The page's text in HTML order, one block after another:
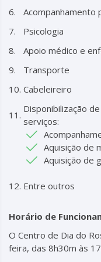
Acompanhamento
Psicologia
Apoio médico e
Transporte
Cabeleireiro
Disponibilização
serviços:
Aquisição de
Aquisição de
Entre outros
Horário de
O Centro de Dia do
feira, das 8h30m às